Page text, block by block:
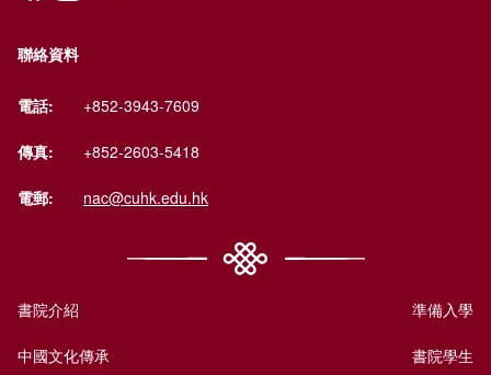
聯絡資料
電話: +852-3943-7609
傳真: +852-2603-5418
電郵: nac@cuhk.edu.hk
書院介紹
中國文化傳承
準備入學
書院學生